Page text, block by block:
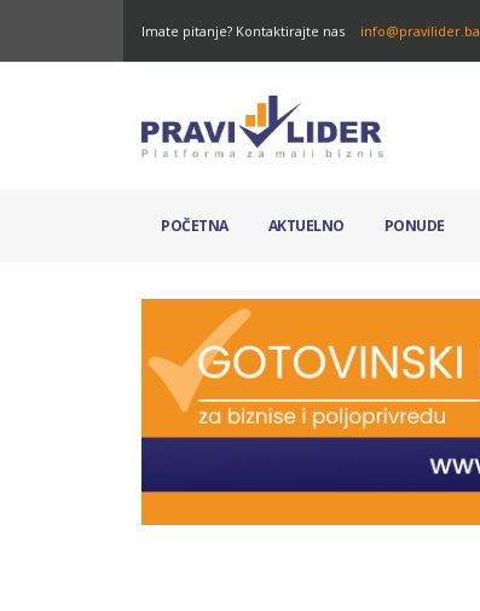
Imate pitanje? Kontaktirajte nas info@pravilider.ba
POČETNA AKTUELNO PONUDE